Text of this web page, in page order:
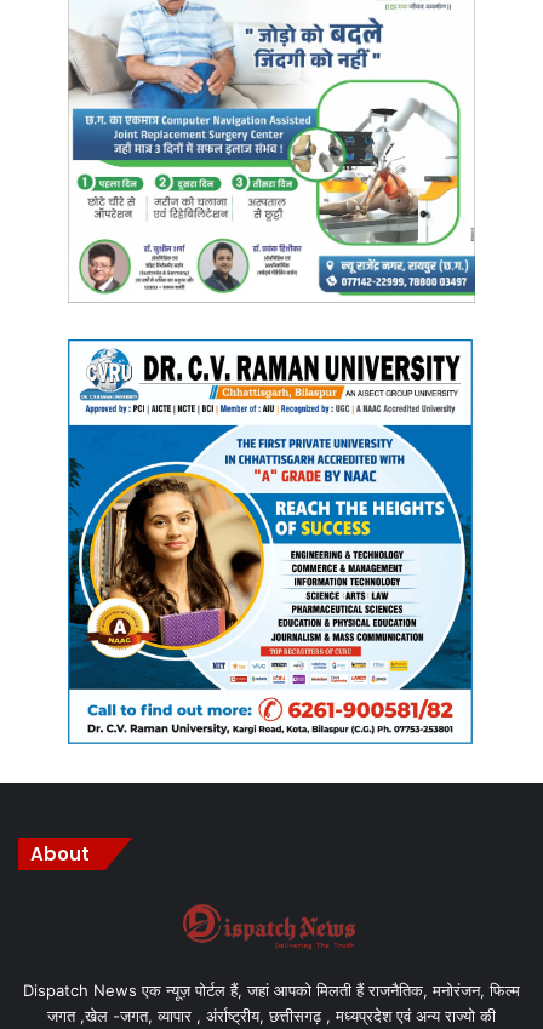
बहुत ही उपयोगी पहल है।
Manish Tiwari
About
Dispatch News एक न्यूज़ पोर्टल हैं, जहां आपको मिलती हैं राजनैतिक, मनोरंजन, फिल्म
जगत ,खेल -जगत, व्यापार , अंर्राष्ट्रीय, छत्तीसगढ़ , मध्यप्रदेश एवं अन्य राज्यो की